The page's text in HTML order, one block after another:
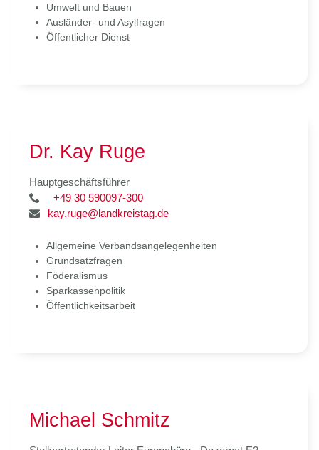
Umwelt und Bauen
Ausländer- und Asylfragen
Öffentlicher Dienst
Dr. Kay Ruge
Hauptgeschäftsführer
+49 30 590097-300
kay.ruge@landkreistag.de
Allgemeine Verbandsangelegenheiten
Grundsatzfragen
Föderalismus
Sparkassenpolitik
Öffentlichkeitsarbeit
Michael Schmitz